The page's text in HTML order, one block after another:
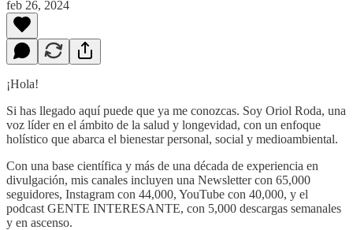
feb 26, 2024
¡Hola!
Si has llegado aquí puede que ya me conozcas. Soy Oriol Roda, una
voz líder en el ámbito de la salud y longevidad, con un enfoque
holístico que abarca el bienestar personal, social y medioambiental.
Con una base científica y más de una década de experiencia en
divulgación, mis canales incluyen una Newsletter con 65,000
seguidores, Instagram con 44,000, YouTube con 40,000, y el
podcast GENTE INTERESANTE, con 5,000 descargas semanales
y en ascenso.